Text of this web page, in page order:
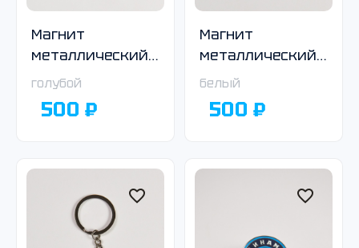
Магнит
металлический
с логотипом
«Динамо», ромб,
голубой
500 ₽
Магнит
металлический
с логотипом
«Динамо»
белый
500 ₽